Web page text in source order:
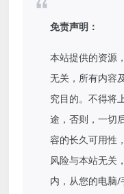
免责声明：
本站提供的资源
无关，所有内容
究目的。不得将
途，否则，一切
容的长久可用性
风险与本站无关
内，从您的电脑/